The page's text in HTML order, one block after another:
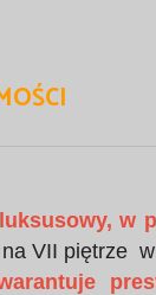
w
VII piętrze